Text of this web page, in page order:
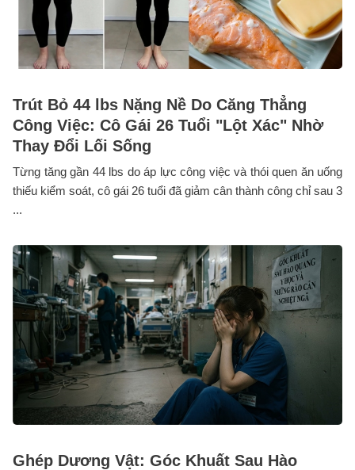
Trút Bỏ 44 lbs Nặng Nề Do Căng Thẳng
Công Việc: Cô Gái 26 Tuổi "Lột Xác" Nhờ
Thay Đổi Lối Sống
Từng tăng gần 44 lbs do áp lực công việc và thói quen ăn uống
thiếu kiểm soát, cô gái 26 tuổi đã giảm cân thành công chỉ sau 3
...
Ghép Dương Vật: Góc Khuất Sau Hào